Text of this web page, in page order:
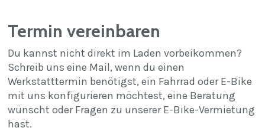
Termin vereinbaren
Du kannst nicht direkt im Laden vorbeikommen?
Schreib uns eine Mail, wenn du einen
Werkstatttermin benötigst, ein Fahrrad oder E-Bike
mit uns konfigurieren möchtest, eine Beratung
wünscht oder Fragen zu unserer E-Bike-Vermietung
hast.